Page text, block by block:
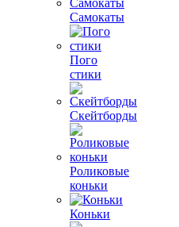
Самокаты
Пого
стики
Скейтборды
Роликовые
коньки
Коньки